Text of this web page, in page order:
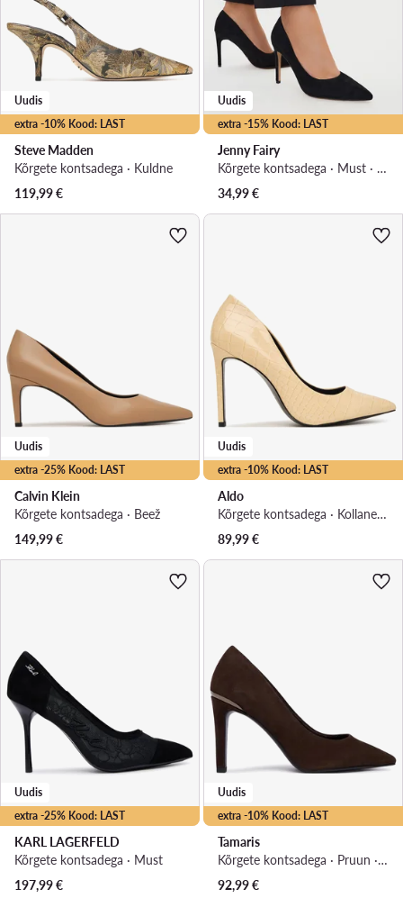
extra -10% Kood: LAST
Uudis
Steve Madden
Kõrgete kontsadega · Kuldne
119,99€
extra -15% Kood: LAST
Uudis
Jenny Fairy
Kõrgete kontsadega · Must · 10 cm
34,99€
extra -25% Kood: LAST
Uudis
Calvin Klein
Kõrgete kontsadega · Beež
149,99€
extra -10% Kood: LAST
Uudis
Aldo
Kõrgete kontsadega · Kollane · 9.5 cm
89,99€
extra -25% Kood: LAST
Uudis
KARL LAGERFELD
Kõrgete kontsadega · Must
197,99€
extra -10% Kood: LAST
Uudis
Tamaris
Kõrgete kontsadega · Pruun · 9 cm
92,99€